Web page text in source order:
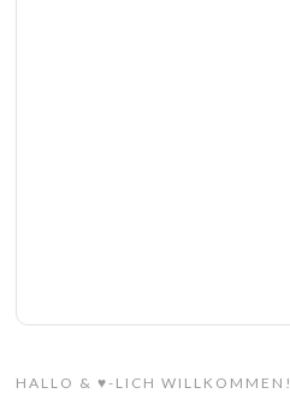
HALLO & ♥-LICH WILLKOMMEN!